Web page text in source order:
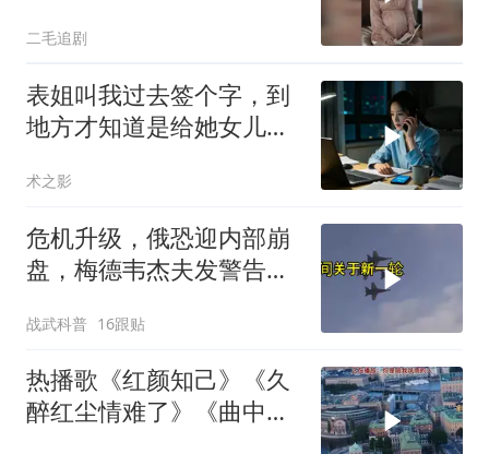
二毛追剧
表姐叫我过去签个字，到
地方才知道是给她女儿婚
术之影
危机升级，俄恐迎内部崩
盘，梅德韦杰夫发警告，
战武科普 16跟贴
热播歌《红颜知己》《久
醉红尘情难了》《曲中